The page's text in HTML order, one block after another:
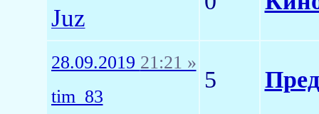
Juz
28.09.2019 21:21 »
tim_83
5